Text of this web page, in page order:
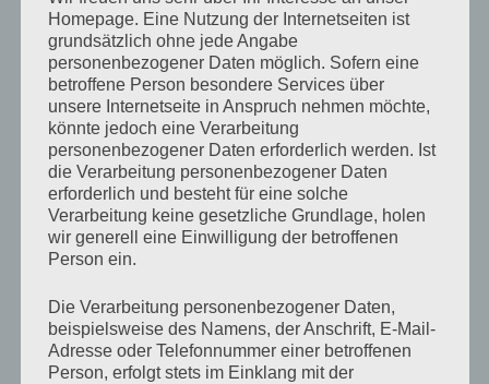
Konfigurationsbuchführung (KB),
Konfigurationsüberwachung (KÜ) und
Konfigurationsaudit (KA).
Ihre koordinierte Umsetzung ist für ein
erfolgreiches Konfigurationsmanagement
unumgänglich.
Hauptproblem beim Konfigurationsmanagement wohl
das Verständnis des ganzen im eigenen Arbeitsumfeld
und die Akzeptanz durch alle beteiligten Einheiten.
Homepage. Eine Nutzung der Internetseiten ist
grundsätzlich ohne jede Angabe
personenbezogener Daten möglich. Sofern eine
betroffene Person besondere Services über
unsere Internetseite in Anspruch nehmen möchte,
könnte jedoch eine Verarbeitung
personenbezogener Daten erforderlich werden. Ist
die Verarbeitung personenbezogener Daten
erforderlich und besteht für eine solche
Verarbeitung keine gesetzliche Grundlage, holen
wir generell eine Einwilligung der betroffenen
Person ein.
Die Verarbeitung personenbezogener Daten,
beispielsweise des Namens, der Anschrift, E-Mail-
Adresse oder Telefonnummer einer betroffenen
Person, erfolgt stets im Einklang mit der